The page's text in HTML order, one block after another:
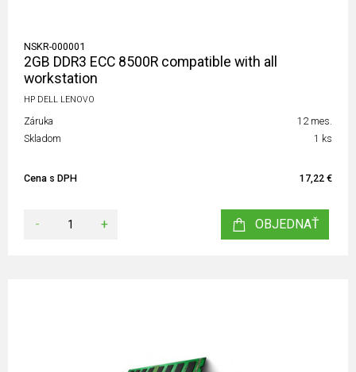
NSKR-000001
2GB DDR3 ECC 8500R compatible with all
workstation
HP DELL LENOVO
Záruka
12 mes.
Skladom
1 ks
Cena s DPH 17,22 €
- + OBJEDNAŤ